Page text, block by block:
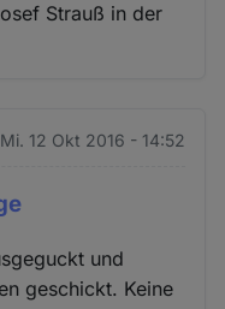
Strauß in der
Mi. 12 Okt 2016 - 14:52
und
geschickt. Keine